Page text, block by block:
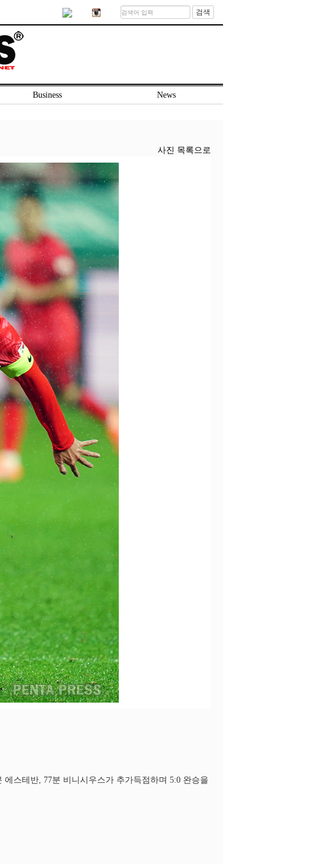
검색
Business News
사진 목록으로
스테반, 77분 비니시우스가 추가득점하며 5:0 완승을